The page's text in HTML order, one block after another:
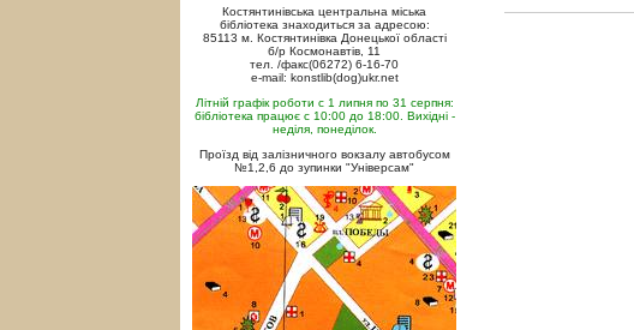
Костянтинівська центральна міська
бібліотека знаходиться за адресою:
85113 м. Костянтинівка Донецької області
б/р Космонавтів, 11
тел. /факс(06272) 6-16-70
e-mail: konstlib(dog)ukr.net
Літній графік роботи с 1 липня по 31 серпня:
бібліотека працює с 10:00 до 18:00. Вихідні -
неділя, понеділок.
Проїзд від залізничного вокзалу автобусом
№1,2,6 до зупинки "Універсам"